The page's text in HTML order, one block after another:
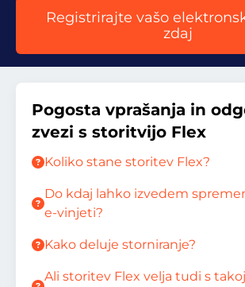
Registrirajte vašo
zdaj
Pogosta vprašanja in
zvezi s storitvijo Flex
Koliko stane storitev Flex?
Do kdaj lahko izvedem
e-vinjeti?
Kako deluje storniranje?
Ali storitev Flex velja tudi s